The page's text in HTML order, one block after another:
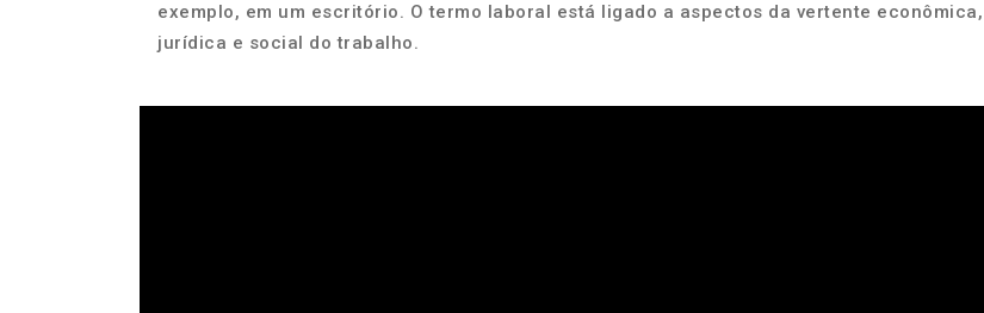
exemplo, em um escritório. O termo laboral está ligado a aspectos da vertente econômica,
jurídica e social do trabalho.